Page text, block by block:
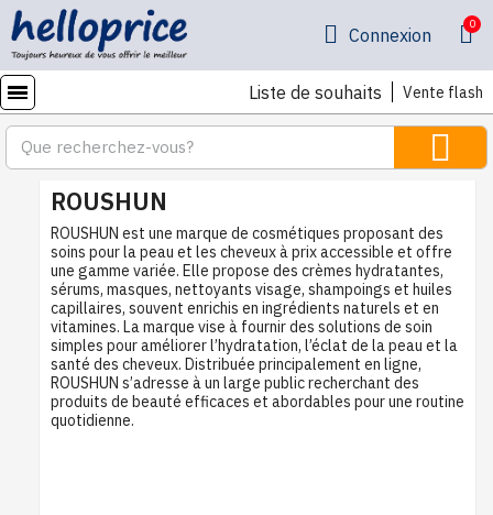
Connexion
Liste de souhaits Vente flash
ROUSHUN
ROUSHUN est une marque de cosmétiques proposant des
soins pour la peau et les cheveux à prix accessible et offre
une gamme variée. Elle propose des crèmes hydratantes,
sérums, masques, nettoyants visage, shampoings et huiles
capillaires, souvent enrichis en ingrédients naturels et en
vitamines. La marque vise à fournir des solutions de soin
simples pour améliorer l’hydratation, l’éclat de la peau et la
santé des cheveux. Distribuée principalement en ligne,
ROUSHUN s’adresse à un large public recherchant des
produits de beauté efficaces et abordables pour une routine
quotidienne.